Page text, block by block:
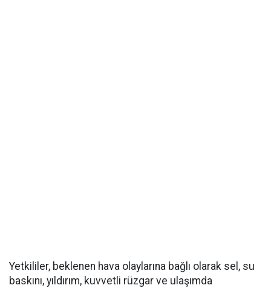
Yetkililer, beklenen hava olaylarına bağlı olarak sel, su
baskını, yıldırım, kuvvetli rüzgar ve ulaşımda